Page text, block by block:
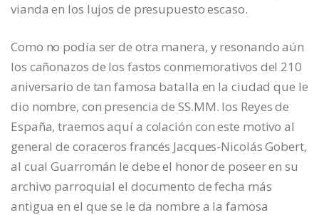
vianda en los lujos de presupuesto escaso.
Como no podía ser de otra manera, y resonando aún
los cañonazos de los fastos conmemorativos del 210
aniversario de tan famosa batalla en la ciudad que le
dio nombre, con presencia de SS.MM. los Reyes de
España, traemos aquí a colación con este motivo al
general de coraceros francés Jacques-Nicolás Gobert,
al cual Guarromán le debe el honor de poseer en su
archivo parroquial el documento de fecha más
antigua en el que se le da nombre a la famosa